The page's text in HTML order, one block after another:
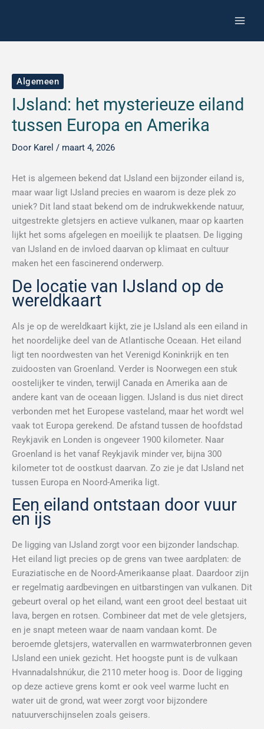
Algemeen
IJsland: het mysterieuze eiland
tussen Europa en Amerika
Door Karel / maart 4, 2026
Het is algemeen bekend dat IJsland een bijzonder eiland is,
maar waar ligt IJsland precies en waarom is deze plek zo
uniek? Dit land staat bekend om de indrukwekkende natuur,
uitgestrekte gletsjers en actieve vulkanen, maar op kaarten
lijkt het soms afgelegen en moeilijk te plaatsen. De ligging
van IJsland en de invloed daarvan op klimaat en cultuur
maken het een fascinerend onderwerp.
De locatie van IJsland op de
wereldkaart
Als je op de wereldkaart kijkt, zie je IJsland als een eiland in
het noordelijke deel van de Atlantische Oceaan. Het eiland
ligt ten noordwesten van het Verenigd Koninkrijk en ten
zuidoosten van Groenland. Verder is Noorwegen een stuk
oostelijker te vinden, terwijl Canada en Amerika aan de
andere kant van de oceaan liggen. IJsland is dus niet direct
verbonden met het Europese vasteland, maar het wordt wel
vaak tot Europa gerekend. De afstand tussen de hoofdstad
Reykjavik en Londen is ongeveer 1900 kilometer. Naar
Groenland is het vanaf Reykjavik minder ver, bijna 300
kilometer tot de oostkust daarvan. Zo zie je dat IJsland net
tussen Europa en Noord-Amerika ligt.
Een eiland ontstaan door vuur
en ijs
De ligging van IJsland zorgt voor een bijzonder landschap.
Het eiland ligt precies op de grens van twee aardplaten: de
Euraziatische en de Noord-Amerikaanse plaat. Daardoor zijn
er regelmatig aardbevingen en uitbarstingen van vulkanen. Dit
gebeurt overal op het eiland, want een groot deel bestaat uit
lava, bergen en rotsen. Combineer dat met de vele gletsjers,
en je snapt meteen waar de naam vandaan komt. De
beroemde gletsjers, watervallen en warmwaterbronnen geven
IJsland een uniek gezicht. Het hoogste punt is de vulkaan
Hvannadalshnúkur, die 2110 meter hoog is. Door de ligging
op deze actieve grens komt er ook veel warme lucht en
water uit de grond, wat weer zorgt voor bijzondere
natuurverschijnselen zoals geisers.
e
e